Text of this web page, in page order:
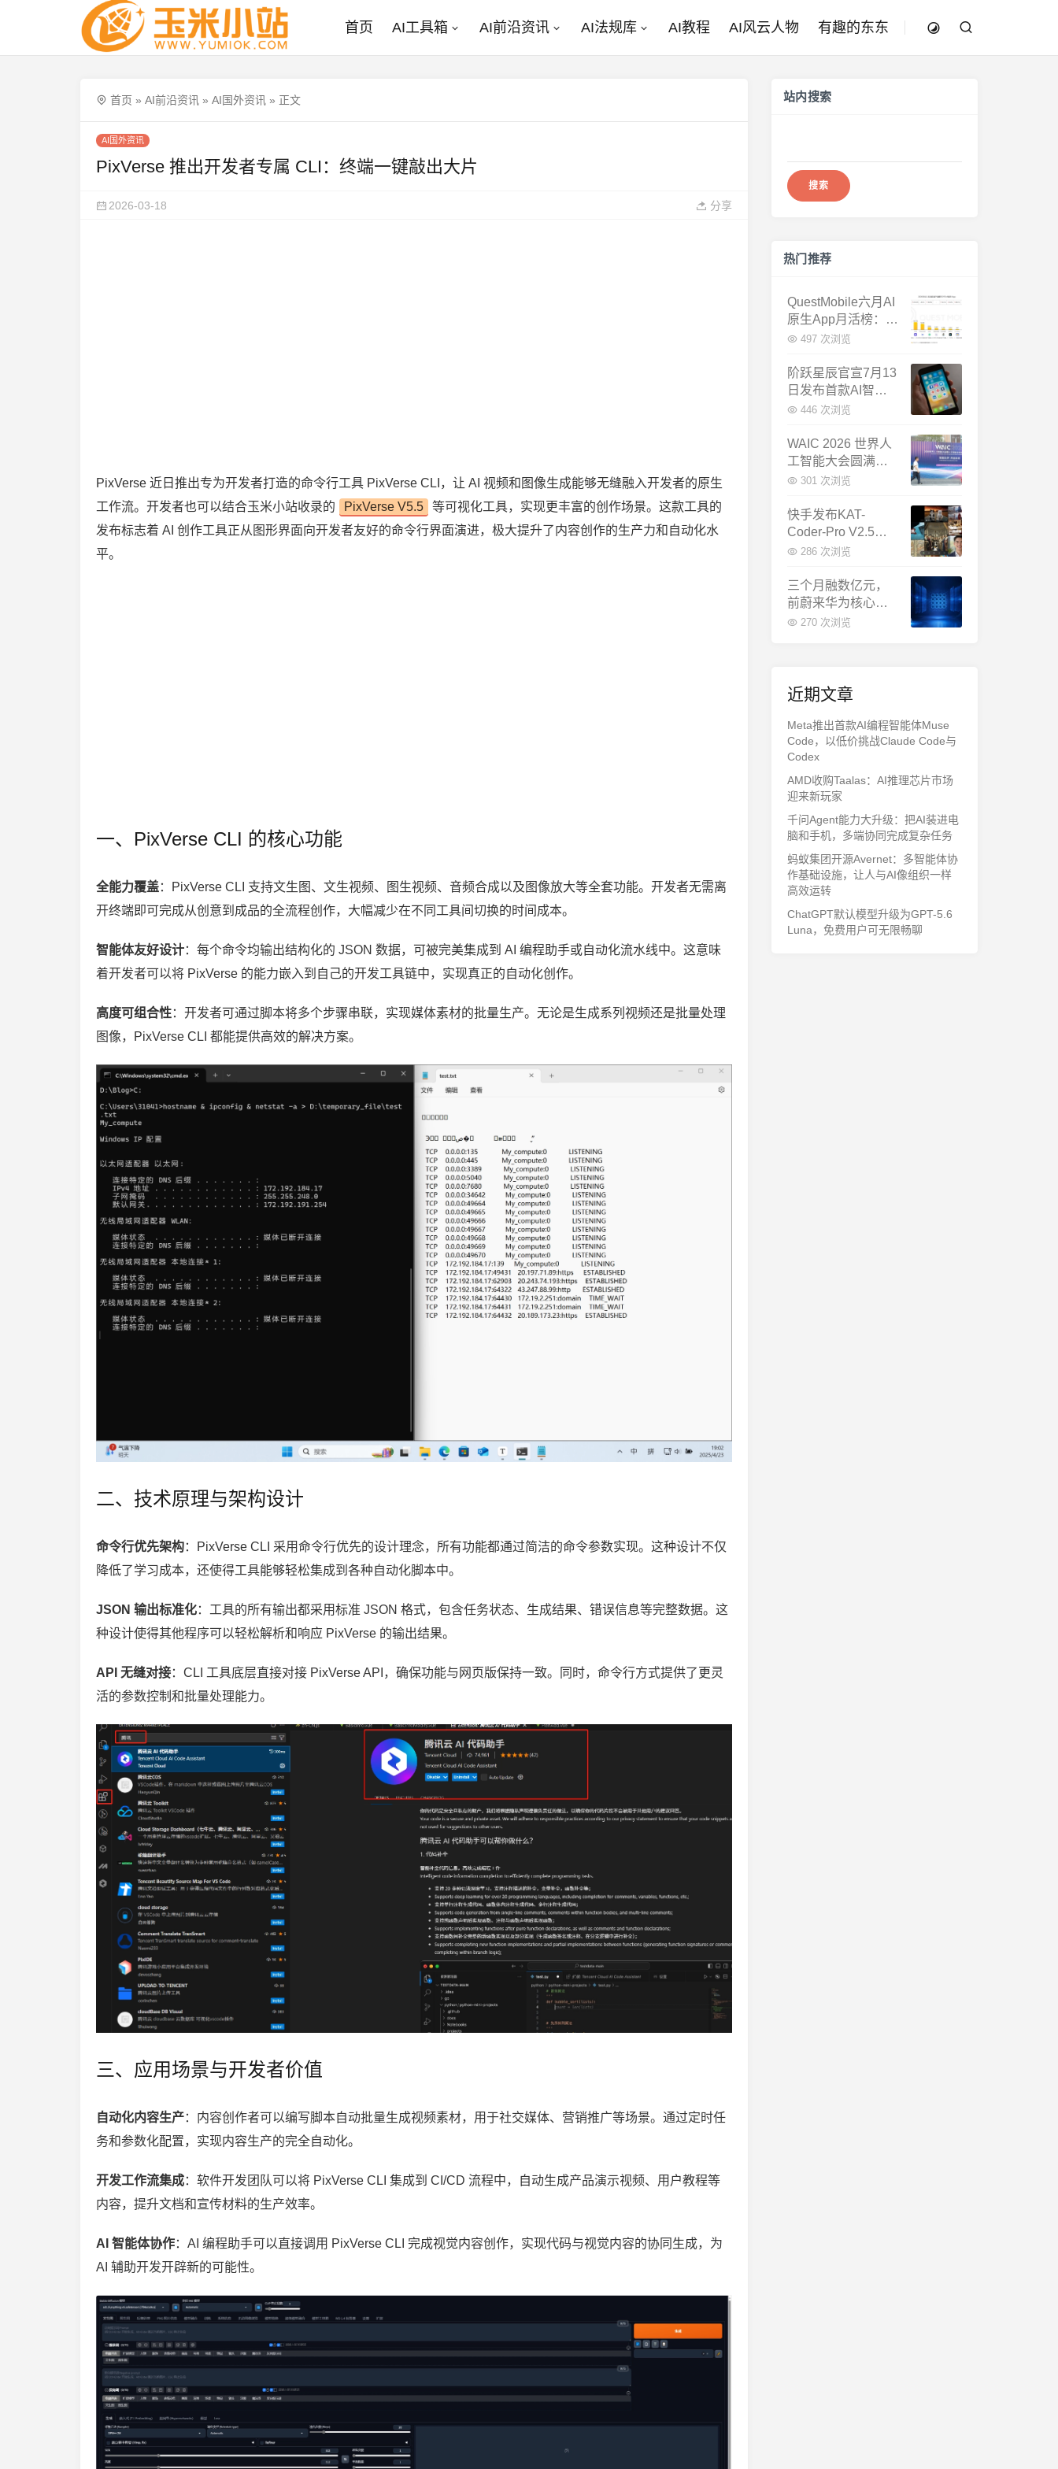
首页 AI工具箱 AI前沿资讯 AI法规库 AI教程 AI风云人物 有趣的东东
首页 » AI前沿资讯 » AI国外资讯 » 正文
AI国外资讯
PixVerse 推出开发者专属 CLI：终端一键敲出大片
2026-03-18 分享
PixVerse 近日推出专为开发者打造的命令行工具 PixVerse CLI，让 AI 视频和图像生成能够无缝融入开发者的原生
工作流。开发者也可以结合玉米小站收录的
PixVerse V5.5
等可视化工具，实现更丰富的创作场景。这款工具的
发布标志着 AI 创作工具正从图形界面向开发者友好的命令行界面演进，极大提升了内容创作的生产力和自动化水
平。
一、PixVerse CLI 的核心功能
全能力覆盖：PixVerse CLI 支持文生图、文生视频、图生视频、音频合成以及图像放大等全套功能。开发者无需离
开终端即可完成从创意到成品的全流程创作，大幅减少在不同工具间切换的时间成本。
智能体友好设计：每个命令均输出结构化的 JSON 数据，可被完美集成到 AI 编程助手或自动化流水线中。这意味
着开发者可以将 PixVerse 的能力嵌入到自己的开发工具链中，实现真正的自动化创作。
高度可组合性：开发者可通过脚本将多个步骤串联，实现媒体素材的批量生产。无论是生成系列视频还是批量处理
图像，PixVerse CLI 都能提供高效的解决方案。
二、技术原理与架构设计
命令行优先架构：PixVerse CLI 采用命令行优先的设计理念，所有功能都通过简洁的命令参数实现。这种设计不仅
降低了学习成本，还使得工具能够轻松集成到各种自动化脚本中。
JSON 输出标准化：工具的所有输出都采用标准 JSON 格式，包含任务状态、生成结果、错误信息等完整数据。这
种设计使得其他程序可以轻松解析和响应 PixVerse 的输出结果。
API 无缝对接：CLI 工具底层直接对接 PixVerse API，确保功能与网页版保持一致。同时，命令行方式提供了更灵
活的参数控制和批量处理能力。
三、应用场景与开发者价值
自动化内容生产：内容创作者可以编写脚本自动批量生成视频素材，用于社交媒体、营销推广等场景。通过定时任
务和参数化配置，实现内容生产的完全自动化。
开发工作流集成：软件开发团队可以将 PixVerse CLI 集成到 CI/CD 流程中，自动生成产品演示视频、用户教程等
内容，提升文档和宣传材料的生产效率。
AI 智能体协作：AI 编程助手可以直接调用 PixVerse CLI 完成视觉内容创作，实现代码与视觉内容的协同生成，为
AI 辅助开发开辟新的可能性。
站内搜索
热门推荐
QuestMobile六月AI
原生App月活榜：豆
包3.8亿断层第一，
倍
497 次浏览
阶跃星辰官宣7月13
日发布首款AI智能
体终端：大模型公
446 次浏览
WAIC 2026 世界人
工智能大会圆满闭
幕：多项重磅成果
球AI合作新中心
301 次浏览
快手发布KAT-
Coder-Pro V2.5：
首个能端到端跑通
编程模型
286 次浏览
三个月融数亿元，
前蔚来华为核心成
员联手创立日冕开
270 次浏览
近期文章
Meta推出首款AI编程智能体Muse
Code，以低价挑战Claude Code与
Codex
AMD收购Taalas：AI推理芯片市场
迎来新玩家
千问Agent能力大升级：把AI装进电
脑和手机，多端协同完成复杂任务
蚂蚁集团开源Avernet：多智能体协
作基础设施，让人与AI像组织一样
高效运转
ChatGPT默认模型升级为GPT-5.6
Luna，免费用户可无限畅聊